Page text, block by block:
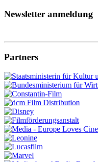
Newsletter anmeldung
Partners